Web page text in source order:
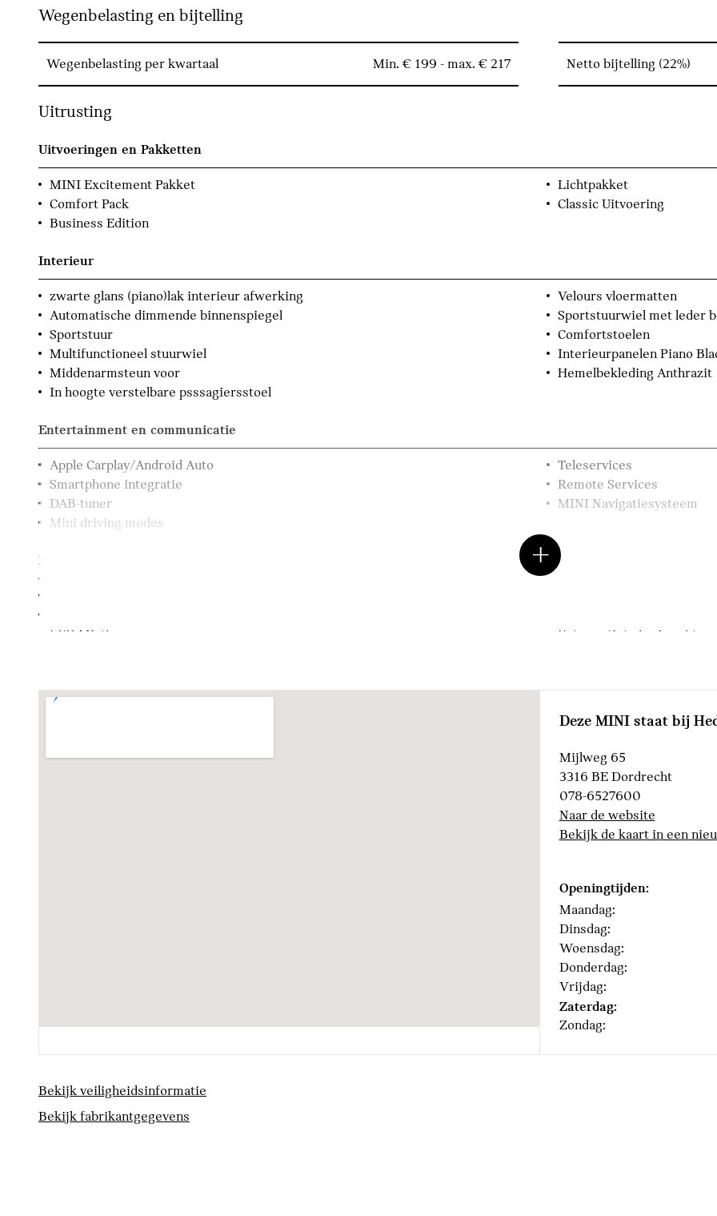
Wegenbelasting en bijtelling
Wegenbelasting per kwartaal Min. € 199 - max. € 217 Netto bijtelling (22%)
Uitrusting
Uitvoeringen en Pakketten
MINI Excitement Pakket
Lichtpakket
Comfort Pack
Classic Uitvoering
Business Edition
Interieur
zwarte glans (piano)lak interieur afwerking
Velours vloermatten
Automatische dimmende binnenspiegel
Sportstuurwiel met leder
Sportstuur
Comfortstoelen
Multifunctioneel stuurwiel
Interieurpanelen Piano
Middenarmsteun voor
Hemelbekleding Anthrazit
In hoogte verstelbare psssagiersstoel
Entertainment en communicatie
Apple Carplay/Android Auto
Teleservices
Smartphone integratie
Remote Services
DAB-tuner
MINI Navigatiesysteem
Mini driving modes
Exterieur
LED Mistlampen
Extra getint glas in
Cruise control
Alarmsysteem klasse 3
Steptronic transmissie
Airbag bestuurder
Akoestische
Deze MINI staat bij
Mijlweg 65
3316 BE Dordrecht
078-6527600
Naar de website
Bekijk de kaart in een
Openingtijden:
Maandag:
Dinsdag:
Woensdag:
Donderdag:
Vrijdag:
Zaterdag:
Zondag:
Bekijk veiligheidsinformatie
Bekijk fabrikantgegevens